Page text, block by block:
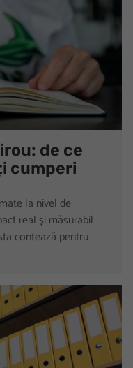
de ce
cumperi
la nivel de
real și măsurabil
contează pentru